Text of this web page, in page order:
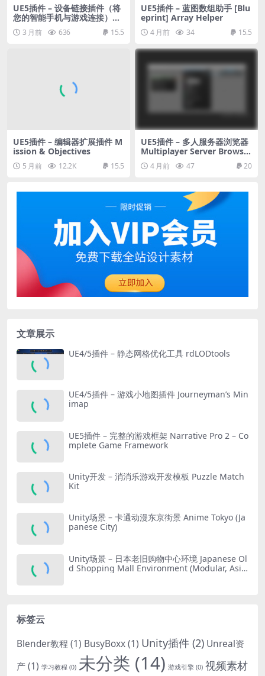
UE5插件 – 设备链接插件（将
您的智能手机与游戏连接）Un
real Device Link – Easy Mo
bile Input
3 月前 636 15.5
UE5插件 – 蓝图数组助手 [Blu
eprint] Array Helper
4 月前 34 15.5
UE5插件 – 编辑器扩展插件 M
ission & Objectives
5 月前 12.2K 15.5
UE5插件 – 多人服务器浏览器
Multiplayer Server Browser
– Master Server – Server Li
sting
4 月前 47 20
文章展示
UE4/5插件 – 静态网格优化工具 rdLODtools
UE4/5插件 – 游戏小地图插件 Journeyman’s Min
imap
UE5插件 – 完整的游戏框架 Narrative Pro 2 – Co
mplete Game Framework
Unity开发 – 消消乐游戏开发模板 Puzzle Match
Kit
Unity场景 – 卡通动漫东京街景 Anime Tokyo (Ja
panese City)
Unity场景 – 日本老旧购物中心环境 Japanese Ol
d Shopping Mall Environment (Modular, Asia
标签云
Blender教程 (1) BusyBoxx(1) Unity插件 (2) Unreal资
产(1) 学习教程 (0) 未分类 (14) 游戏引擎 (0) 视频素材